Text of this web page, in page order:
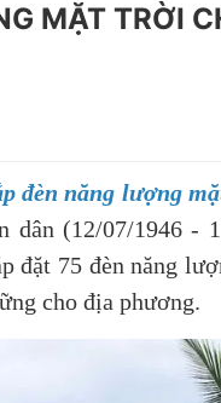
MẶT TRỜI
đèn năng lượng
dân (12/07/1946 -
đặt 75 đèn năng
cho địa phương.